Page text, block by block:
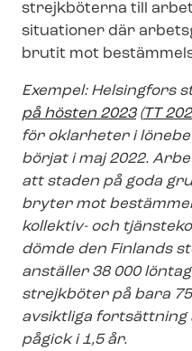
strejkböterna till
situationer där
brutit mot
Exempel: Helsingfors
på hösten 2023(TT
för oklarheter i
börjat i maj 2022.
att staden på goda
bryter mot
kollektiv- och
dömde den Finlands
anställer 38 000
strejkböter på bara
avsiktliga
pågick i 1,5 år.